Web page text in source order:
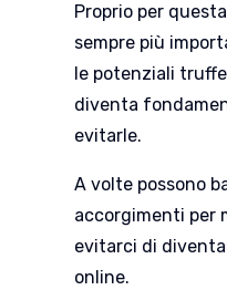
Proprio per
sempre più
le potenziali
diventa
evitarle.
A volte possono
accorgimenti per
evitarci di
online.